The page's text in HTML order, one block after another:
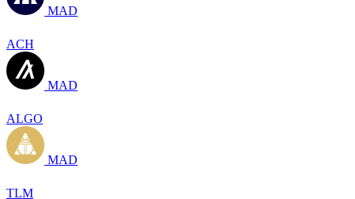
MAD
ACH
MAD
ALGO
MAD
TLM